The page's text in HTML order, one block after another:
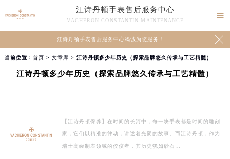
江诗丹顿手表售后服务中心
VACHERON CONSTANTIN MAINTENANCE

江诗丹顿手表售后服务中心竭诚为您服务！ 
当前位置： 首页 > 文章库 > 江诗丹顿多少年历史（探索品牌悠久传承与工艺精髓）
江诗丹顿多少年历史（探索品牌悠久传承与工艺精髓）
【江诗丹顿保养】在时间的长河中，每一块手表都是时间的雕刻
家，它们以精准的律动，讲述着光阴的故事。而江诗丹顿，作为
瑞士高级制表领域的佼佼者，其历史犹如砂石…